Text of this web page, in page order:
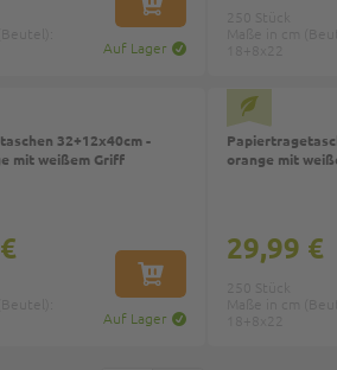
Auf Lager
IN DEN WARENKORB
32+12x40cm -
mit weißem Griff
Auf Lager
IN DEN WARENKORB
orange mit
29,99 €